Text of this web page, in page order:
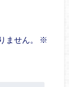
ません。
※